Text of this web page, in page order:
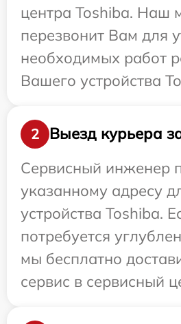
центра Toshiba. Наш
перезвонит Вам для
необходимых работ
Вашего устройства
2
Выезд курьера
Сервисный инженер
указанному адресу
устройства Toshiba.
потребуется
мы бесплатно
сервис в сервисный